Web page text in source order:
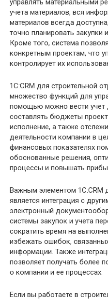
управлять материальными
учета материалов, вся
материалов всегда
точно планировать закупки
Кроме того, система
конкретным проектам, что
контролирует их
1C:CRM для строительной
множество функций для
помощью можно вести учет
составлять бюджеты
исполнение, а также
деятельности компании в
финансовых показателях
обоснованные решения,
процессы и повышать
Важным элементом 1C:CRM
является интеграция с
электронный
системы закупок и учета
сократить время на
избежать ошибок,
информации. Также
позволяет получать более
о компании и ее процессах.
Если вы работаете в